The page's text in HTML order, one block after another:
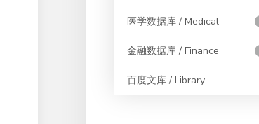
医学数据库 / Medical
金融数据库 / Finance
百度文库 / Library